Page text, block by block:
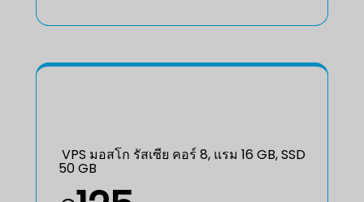
VPS มอสโก รัสเซีย คอร์ 8, แรม 16 GB, SSD
50 GB